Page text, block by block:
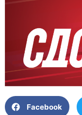
Facebook